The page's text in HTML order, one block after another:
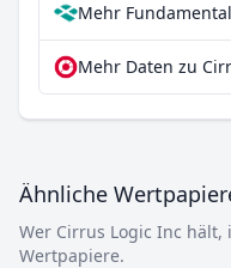
Mehr Daten zu
Ähnliche
Wer Cirrus Logic Inc
Wertpapiere.